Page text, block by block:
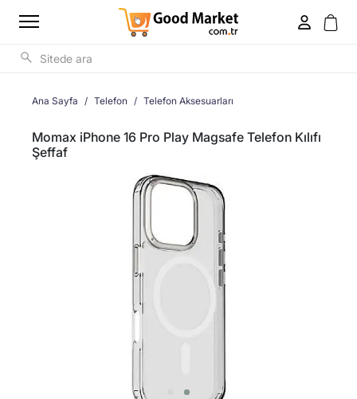
Ana Sayfa Telefon Telefon Aksesuarları
Momax iPhone 16 Pro Play Magsafe Telefon Kılıfı
Şeffaf